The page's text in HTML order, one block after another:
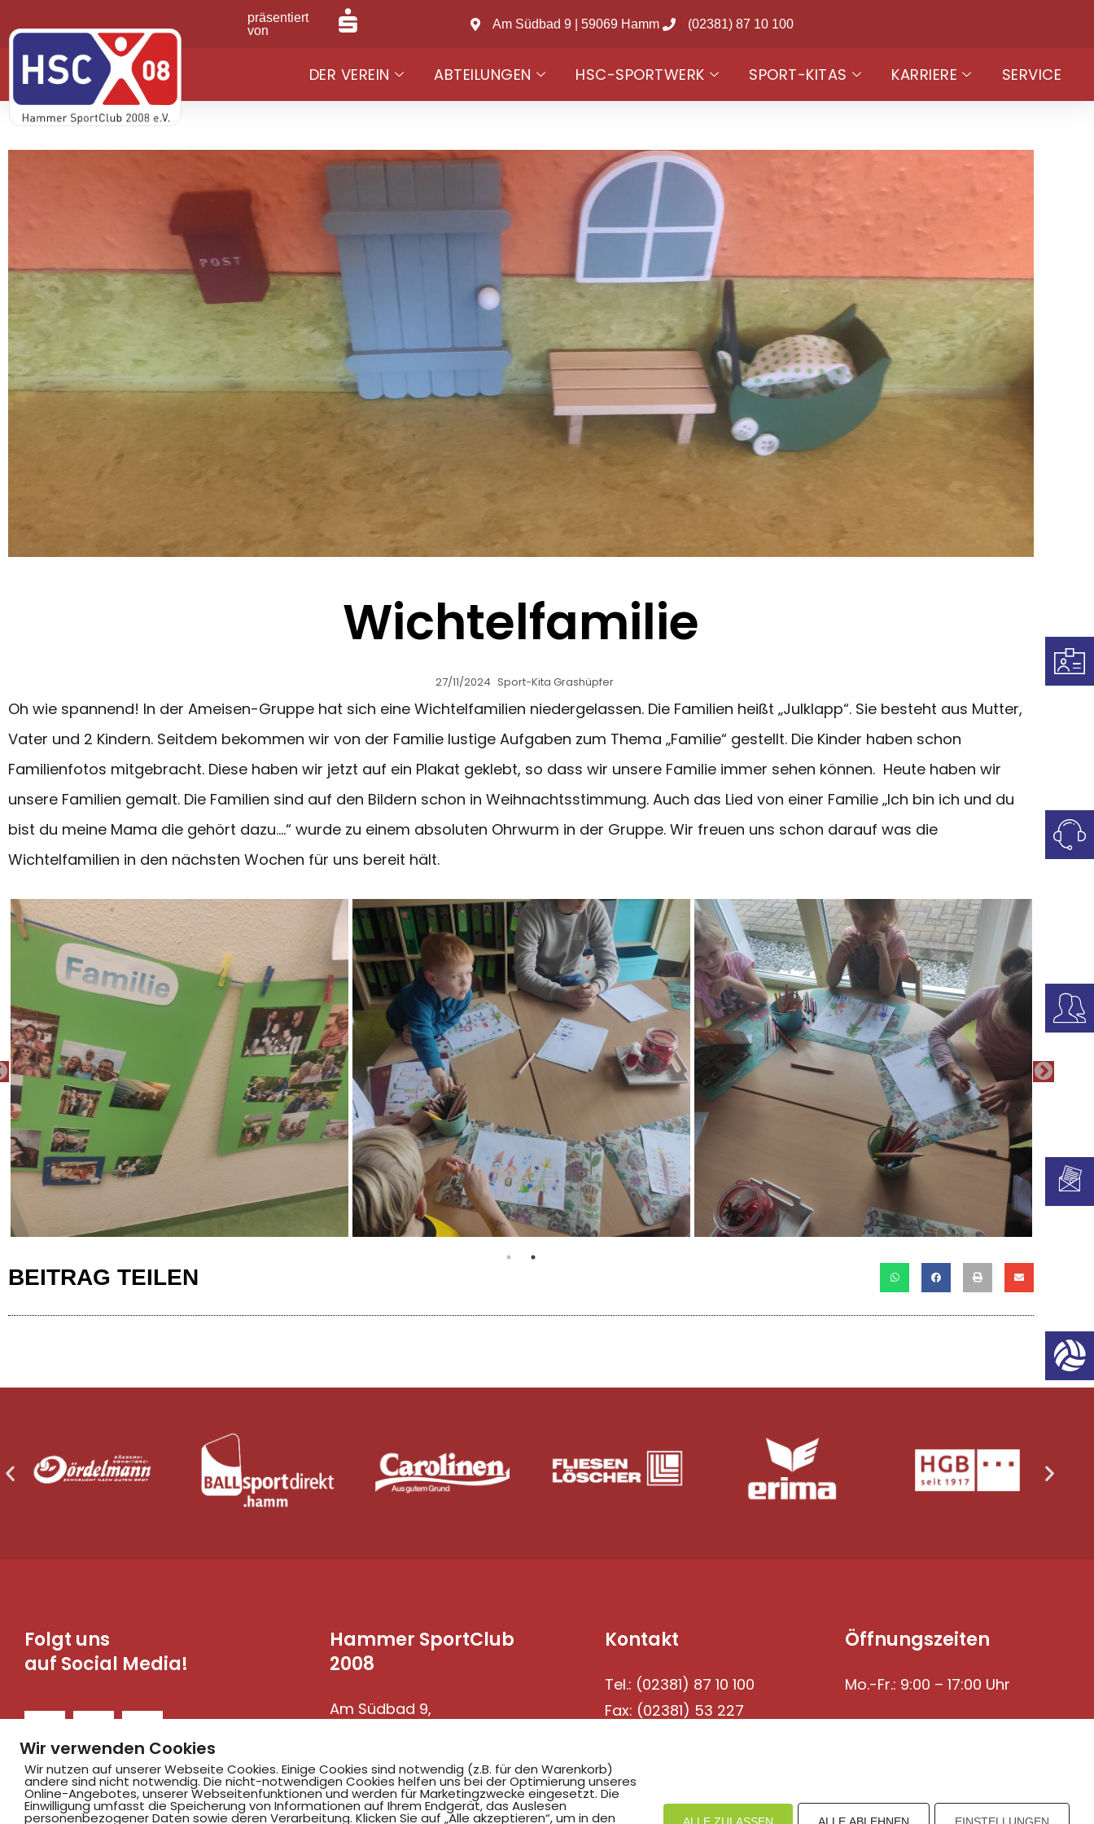
präsentiert
von
Am Südbad 9 | 59069 Hamm (02381) 87 10 100
DER VEREIN ABTEILUNGEN HSC-SPORTWERK SPORT-KITAS KARRIERE SERVICE
Wichtelfamilie
27/11/2024 Sport-Kita Grashüpfer
Oh wie spannend! In der Ameisen-Gruppe hat sich eine Wichtelfamilien niedergelassen. Die Familien heißt „Julklapp“. Sie besteht aus Mutter,
Vater und 2 Kindern. Seitdem bekommen wir von der Familie lustige Aufgaben zum Thema „Familie“ gestellt. Die Kinder haben schon
Familienfotos mitgebracht. Diese haben wir jetzt auf ein Plakat geklebt, so dass wir unsere Familie immer sehen können. Heute haben wir
unsere Familien gemalt. Die Familien sind auf den Bildern schon in Weihnachtsstimmung. Auch das Lied von einer Familie „Ich bin ich und du
bist du meine Mama die gehört dazu….“ wurde zu einem absoluten Ohrwurm in der Gruppe. Wir freuen uns schon darauf was die
Wichtelfamilien in den nächsten Wochen für uns bereit hält.
PREVIOUS
BEITRAG TEILEN
Folgt uns
auf Social Media!
Hammer SportClub
2008
Am Südbad 9,
Kontakt
Tel.: (02381) 87 10 100
Fax: (02381) 53 227
Öffnungszeiten
Mo.-Fr.: 9:00 – 17:00 Uhr
Wir verwenden Cookies
Wir nutzen auf unserer Webseite Cookies. Einige Cookies sind notwendig (z.B. für den Warenkorb)
andere sind nicht notwendig. Die nicht-notwendigen Cookies helfen uns bei der Optimierung unseres
Online-Angebotes, unserer Webseitenfunktionen und werden für Marketingzwecke eingesetzt. Die
Einwilligung umfasst die Speicherung von Informationen auf Ihrem Endgerät, das Auslesen
personenbezogener Daten sowie deren Verarbeitung. Klicken Sie auf „Alle akzeptieren“, um in den ALLE ZULASSEN ALLE ABLEHNEN EINSTELLUNGEN